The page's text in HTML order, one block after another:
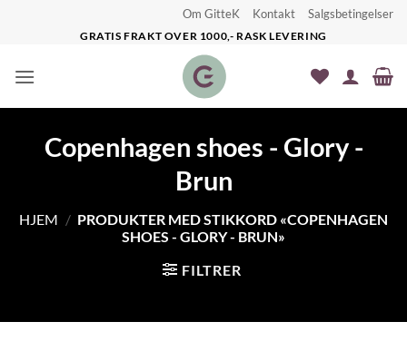
Om GitteK Kontakt Salgsbetingelser
GRATIS FRAKT OVER 1000,- RASK LEVERING
Copenhagen shoes - Glory -
Brun
HJEM / PRODUKTER MED STIKKORD «COPENHAGEN
SHOES - GLORY - BRUN»
FILTRER